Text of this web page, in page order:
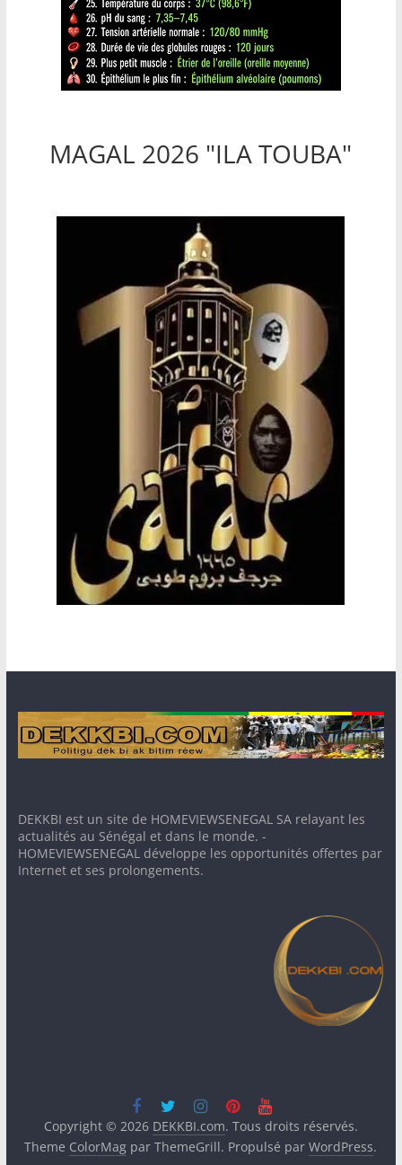
MAGAL 2026 "ILA TOUBA"
DEKKBI est un site de HOMEVIEWSENEGAL SA relayant les
actualités au Sénégal et dans le monde. -
HOMEVIEWSENEGAL développe les opportunités offertes par
Internet et ses prolongements.
Copyright © 2026 DEKKBI.com. Tous droits réservés.
Theme ColorMag par ThemeGrill. Propulsé parWordPress.